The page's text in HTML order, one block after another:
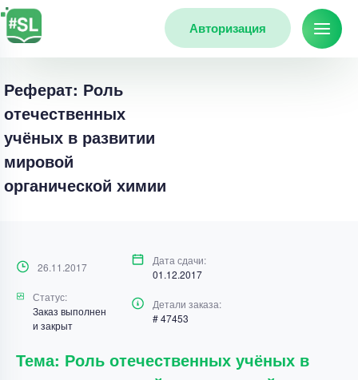
Авторизация
Реферат: Роль
отечественных
учёных в развитии
мировой
органической химии
26.11.2017
Дата сдачи:
01.12.2017
Статус:
Заказ выполнен
и закрыт
Детали заказа:
# 47453
Тема: Роль отечественных учёных в